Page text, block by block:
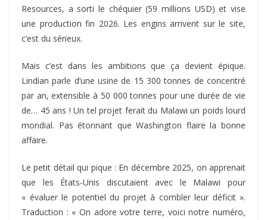
Resources, a sorti le chéquier (59 millions USD) et vise
une production fin 2026. Les engins arrivent sur le site,
c’est du sérieux.
Mais c’est dans les ambitions que ça devient épique.
Lindian parle d’une usine de 15 300 tonnes de concentré
par an, extensible à 50 000 tonnes pour une durée de vie
de… 45 ans ! Un tel projet ferait du Malawi un poids lourd
mondial. Pas étonnant que Washington flaire la bonne
affaire.
Le petit détail qui pique : En décembre 2025, on apprenait
que les États-Unis discutaient avec le Malawi pour
« évaluer le potentiel du projet à combler leur déficit ».
Traduction : « On adore votre terre, voici notre numéro,